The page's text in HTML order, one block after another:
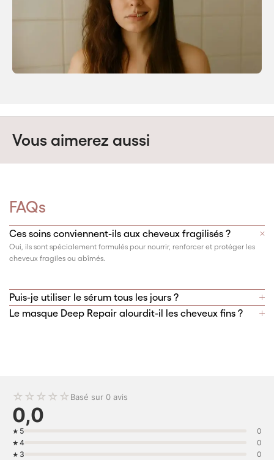
Vous aimerez aussi
FAQs
Ces soins conviennent-ils aux cheveux fragilisés ?
Oui, ils sont spécialement formulés pour nourrir, renforcer et protéger les
cheveux fragiles ou abîmés.
Puis-je utiliser le sérum tous les jours ?
Le masque Deep Repair alourdit-il les cheveux fins ?
☆ ☆ ☆ ☆ ☆ Basé sur 0 avis
0,0
5
0
4
0
3
0